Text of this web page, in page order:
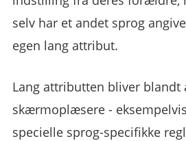
selv har et andet sprog
egen lang attribut.
Lang attributten bliver blandt
skærmoplæsere -
specielle sprog-specifikke